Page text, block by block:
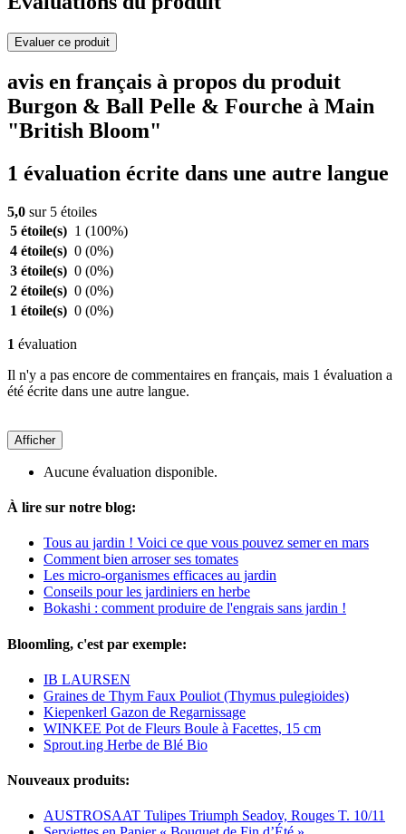
Evaluer ce produit
avis en français à propos du produit
Burgon & Ball Pelle & Fourche à Main
"British Bloom"
1 évaluation écrite dans une autre langue
5,0 sur 5 étoiles
5 étoile(s) 1 (100%)
4 étoile(s) 0 (0%)
3 étoile(s) 0 (0%)
2 étoile(s) 0 (0%)
1 étoile(s) 0 (0%)
1 évaluation
Il n'y a pas encore de commentaires en français, mais 1 évaluation a
été écrite dans une autre langue.
Afficher
Aucune évaluation disponible.
À lire sur notre blog:
Tous au jardin ! Voici ce que vous pouvez semer en mars
Comment bien arroser ses tomates
Les micro-organismes efficaces au jardin
Conseils pour les jardiniers en herbe
Bokashi : comment produire de l'engrais sans jardin !
Bloomling, c'est par exemple:
IB LAURSEN
Graines de Thym Faux Pouliot (Thymus pulegioides)
Kiepenkerl Gazon de Regarnissage
WINKEE Pot de Fleurs Boule à Facettes, 15 cm
Sprout.ing Herbe de Blé Bio
Nouveaux produits:
AUSTROSAAT Tulipes Triumph Seadov, Rouges T. 10/11